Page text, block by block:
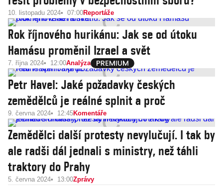
10. listopadu 2024 07:00Reportáže
Rok říjnového hurikánu: Jak se od útoku
Hamásu proměnil Izrael a svět
7. října 2024 12:00Analýza
Petr Havel: Jaké požadavky českých
zemědělců je reálné splnit a proč
9. června 2024 12:45Komentáře
Zemědělci další protesty nevylučují. I tak by
ale radši dál jednali s ministry, než táhli
traktory do Prahy
5. června 2024 13:00Zprávy